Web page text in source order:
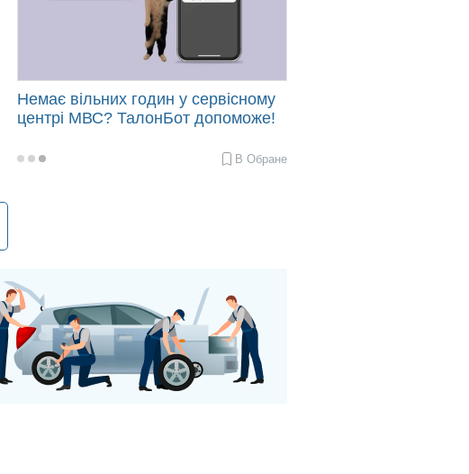
Немає вільних годин у сервісному
центрі МВС? ТалонБот допоможе!
2024-
В Обране